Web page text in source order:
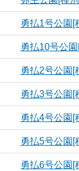
勇払1号公園[
勇払10号公
勇払2号公園[
勇払3号公園[
勇払4号公園[
勇払5号公園[
勇払6号公園[